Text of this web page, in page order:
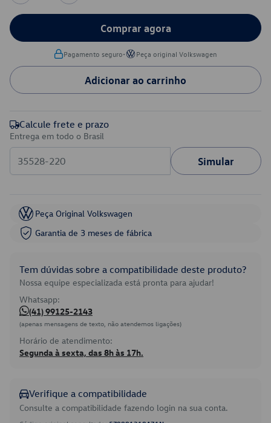
Comprar agora
Pagamento seguro• Peça original Volkswagen
Adicionar ao carrinho
Calcule frete e prazo
Entrega em todo o Brasil
Simular
Peça Original Volkswagen
Garantia de 3 meses de fábrica
Tem dúvidas sobre a compatibilidade deste produto?
Nossa equipe especializada está pronta para ajudar!
Whatsapp:
(41) 99125-2143
(apenas mensagens de texto, não atendemos ligações)
Horário de atendimento:
Segunda à sexta, das 8h às 17h.
Verifique a compatibilidade
Consulte a compatibilidade fazendo login na sua conta.